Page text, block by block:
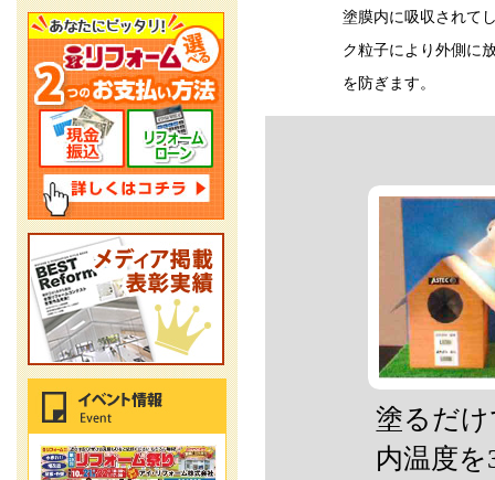
塗膜内に吸収されて
ク粒子により外側に
を防ぎます。
塗るだ
内温度